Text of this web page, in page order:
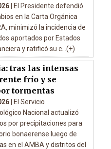
|
El Presidente defendió
en la Carta Orgánica
minimizó la incidencia de
aportados por Estados
y ratificó su c...(+)
tras las intensas
frío y se
tormentas
|
El Servicio
Nacional actualizó
por precipitaciones para
bonaerense luego de
en el AMBA y distritos del